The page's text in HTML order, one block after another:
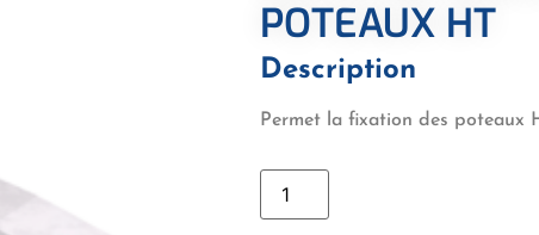
POTEAUX HT
Description
Permet la fixation des poteaux